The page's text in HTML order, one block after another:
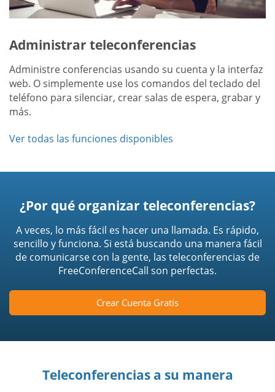
Administrar teleconferencias
Administre conferencias usando su cuenta y la interfaz
web. O simplemente use los comandos del teclado del
teléfono para silenciar, crear salas de espera, grabar y
más.
Ver todas las funciones disponibles
¿Por qué organizar teleconferencias?
A veces, lo más fácil es hacer una llamada. Es rápido,
sencillo y funciona. Si está buscando una manera fácil
de comunicarse con la gente, las teleconferencias de
FreeConferenceCall son perfectas.
Crear Cuenta Gratis
Teleconferencias a su manera